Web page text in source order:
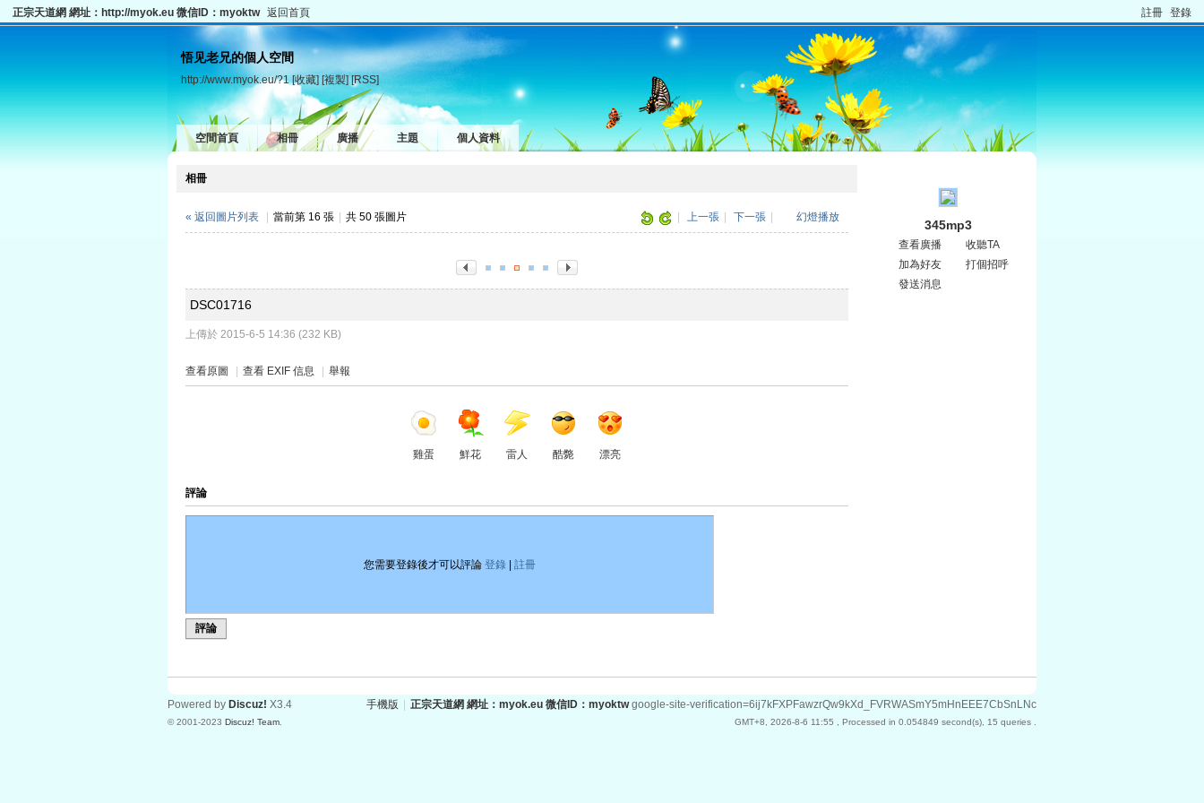
註冊 登錄
正宗天道網 網址：http://myok.eu 微信ID：myoktw 返回首頁
悟见老兄的個人空間
http://www.myok.eu/?1 [收藏] [複製] [RSS]
空間首頁 相冊 廣播 主題 個人資料
相冊
上一張 下一張 幻燈播放
« 返回圖片列表 當前第 16 張 共 50 張圖片
DSC01716
上傳於 2015-6-5 14:36 (232 KB)
查看原圖 查看 EXIF 信息 舉報
雞蛋 鮮花 雷人 酷斃 漂亮
評論
您需要登錄後才可以評論 登錄 註冊
評論
345mp3
查看廣播
收聽TA
加為好友
打個招呼
發送消息
手機版 正宗天道網 網址：myok.eu 微信ID：myoktw google-site-verification=6ij7kFXPFawzrQw9kXd_FVRWASmY5mHnEEE7CbSnLNc
GMT+8, 2026-8-6 11:55 , Processed in 0.054849 second(s), 15 queries .
Powered by Discuz! X3.4
© 2001-2023 Discuz! Team